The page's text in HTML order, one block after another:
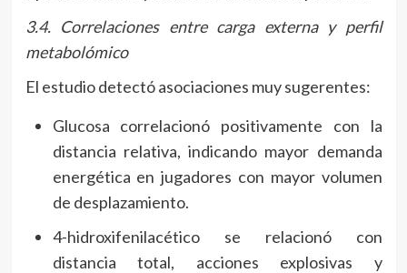
3.4. Correlaciones entre carga externa y perfil
metabolómico
El estudio detectó asociaciones muy sugerentes:
Glucosa correlacionó positivamente con la
distancia relativa, indicando mayor demanda
energética en jugadores con mayor volumen
de desplazamiento.
4-hidroxifenilacético se relacionó con
distancia total, acciones explosivas y